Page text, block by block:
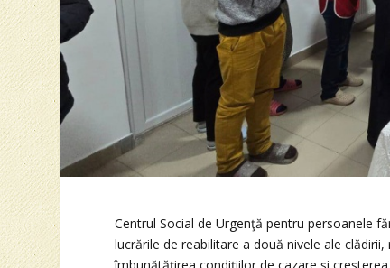
Centrul Social de Urgenţă pentru persoanele
lucrările de reabilitare a două nivele ale
îmbunătăţirea condiţiilor de cazare şi